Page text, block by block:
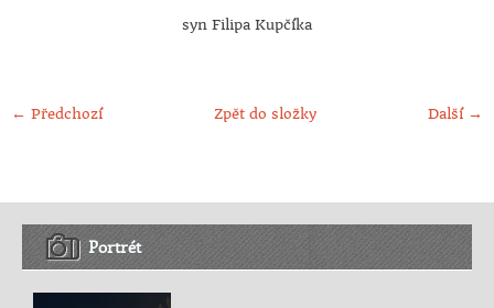
syn Filipa Kupčíka
← Předchozí Další →
Zpět do složky
Portrét